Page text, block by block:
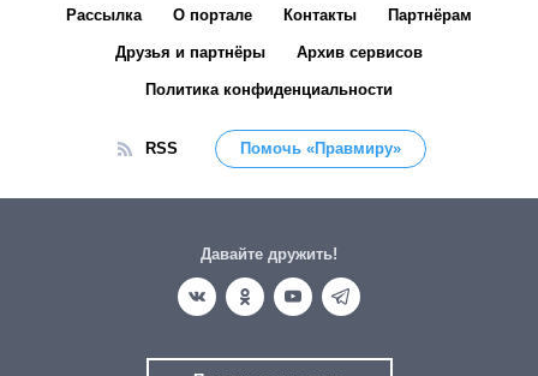
Рассылка О портале Контакты Партнёрам
Друзья и партнёры Архив сервисов
Политика конфиденциальности
RSS Помочь «Правмиру»
Давайте дружить!